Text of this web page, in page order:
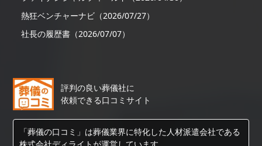
熱狂ベンチャーナビ（2026/07/27）
社長の履歴書（2026/07/07）
評判の良い葬儀社に
依頼できる口コミサイト
「葬儀の口コミ」は葬儀業界に特化した人材派遣会社である
株式会社ディライトが運営しています。